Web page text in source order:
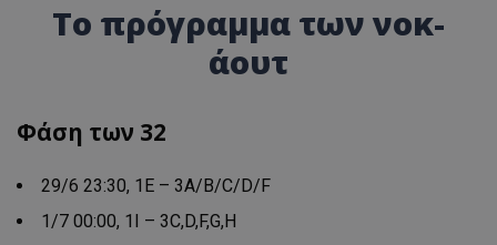
Το πρόγραμμα των νοκ-
άουτ
Φάση των 32
29/6 23:30, 1E – 3A/B/C/D/F
1/7 00:00, 1Ι – 3C,D,F,G,H